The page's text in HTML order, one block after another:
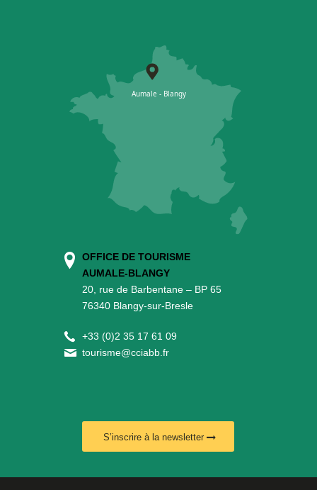
OFFICE DE TOURISME
AUMALE-BLANGY
20, rue de Barbentane – BP 65
76340 Blangy-sur-Bresle
+33 (0)2 35 17 61 09
tourisme@cciabb.fr
S’inscrire à la newsletter